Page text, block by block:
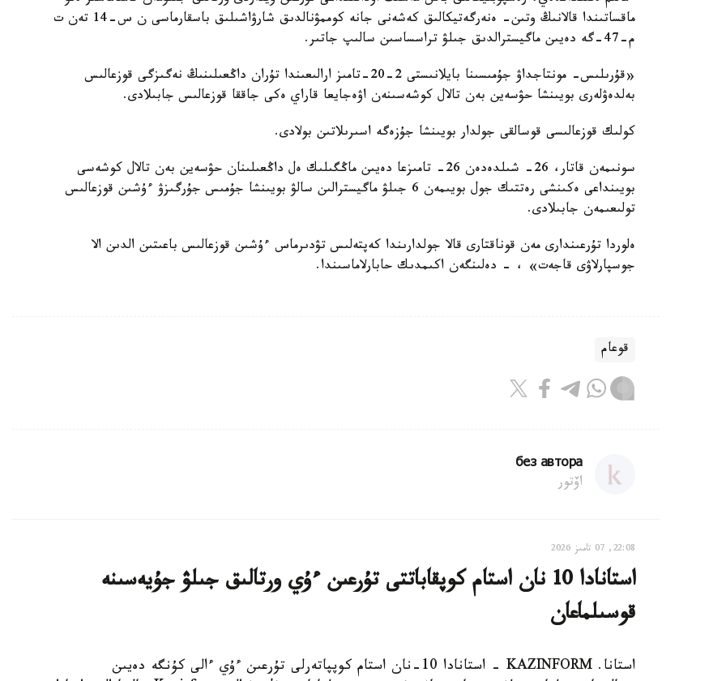
ماقساتىندا قالانىڭ وتىن- ەنەرگەتيكالىق كەشەنى جانە كوممۋنالدىق شارۋاشىلىق باسقارماسى ن س-14 تەن ت
م-47-گە دەيىن ماگيسترالدىق جىلۋ تراسساسىن سالىپ جاتىر.
«قۇرىلىس- مونتاجداۋ جۇمىسىنا بايلانىستى 2-20-تامىز ارالىعىندا تۇران داڭعىلىنىڭ نەگىزگى قوزعالىس
بەلدەۋلەرى بويىنشا حۋسەين بەن تالال كوشەسىنەن اۋەجايعا قاراي ەكى جاققا قوزعالىس جابىلادى.
كولىك قوزعالىسى قوسالقى جولدار بويىنشا جۇزەگە اسىرىلاتىن بولادى.
سونىمەن قاتار، 26- شىلدەدەن 26- تامىزعا دەيىن ماڭگىلىك ەل داڭعىلىنان حۋسەين بەن تالال كوشەسى
بويىنداعى ەكىنشى رەتتىك جول بويىمەن 6 جىلۋ ماگيسترالىن سالۋ بويىنشا جۇمىس جۇرگىزۋ ءۇشىن قوزعالىس
تولىعىمەن جابىلادى.
ەلوردا تۇرعىندارى مەن قوناقتارى قالا جولدارىندا كەپتەلىس تۋدىرماس ءۇشىن قوزعالىس باعىتىن الدىن الا
جوسپارلاۋى قاجەت» ، - دەلىنگەن اكىمدىك حابارلاماسىندا.
قوعام
без автора
اۆتور
22:08, 07 تامىز 2026
استانادا 10 نان استام كوپقاباتتى تۇرعىن ءۇي ورتالىق جىلۋ جۇيەسىنە
قوسىلماعان
استانا. KAZINFORM - استانادا 10-نان استام كوپپاتەرلى تۇرعىن ءۇي ءالى كۇنگە دەيىن